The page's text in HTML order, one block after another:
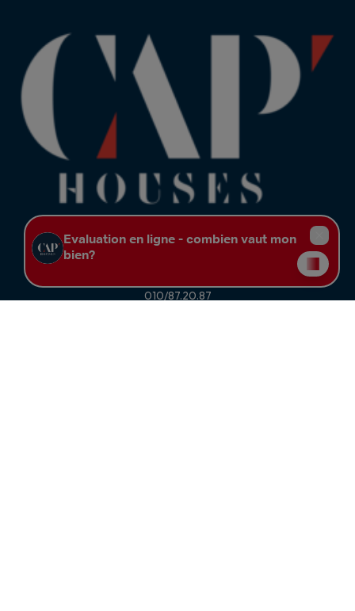
CAP'HOUSES
010/87.20.87